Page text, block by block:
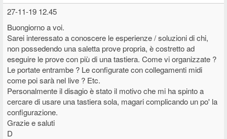
27-11-19 12.45
Buongiorno a voi.
Sarei interessato a conoscere le esperienze / soluzioni di chi,
non possedendo una saletta prove propria, è costretto ad
eseguire le prove con più di una tastiera. Come vi organizzate ?
Le portate entrambe ? Le configurate con collegamenti midi
come poi sarà nel live ? Etc.
Personalmente il disagio è stato il motivo che mi ha spinto a
cercare di usare una tastiera sola, magari complicando un po' la
configurazione.
Grazie e saluti
D